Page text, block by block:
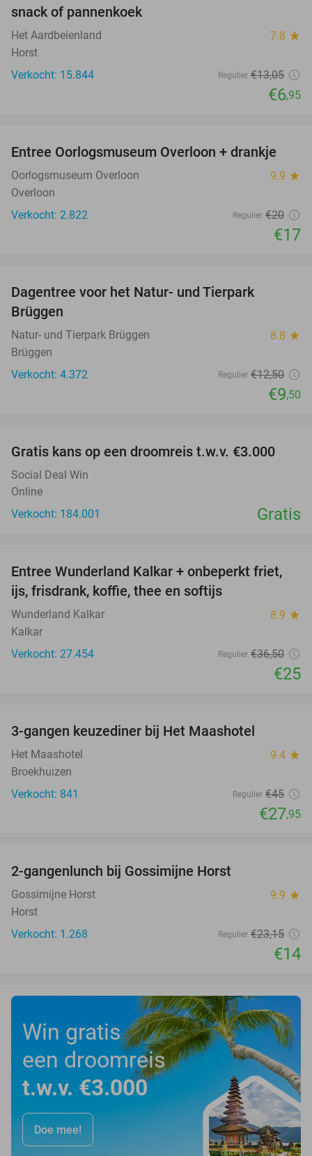
snack of pannenkoek
Het Aardbeienland 7.8 star
Horst
Verkocht: 15.844
Regulier €13,05
€6,95
15%
Entree Oorlogsmuseum Overloon + drankje
Oorlogsmuseum Overloon 9.9 star
Overloon
Verkocht: 2.822
Regulier €20
€17
Dagentree voor het Natur- und Tierpark
Brüggen
Natur- und Tierpark Brüggen 8.8 star
Brüggen
Verkocht: 4.372
Regulier €12,50
€9,50
Gratis kans op een droomreis t.w.v. €3.000
Social Deal Win
Online
Verkocht: 184.001
Gratis
32%
Entree Wunderland Kalkar + onbeperkt friet,
ijs, frisdrank, koffie, thee en softijs
Wunderland Kalkar 8.9 star
Kalkar
Verkocht: 27.454
Regulier €36,50
€25
3-gangen keuzediner bij Het Maashotel
Het Maashotel 9.4 star
Broekhuizen
Verkocht: 841
Regulier €45
€27,95
2-gangenlunch bij Gossimijne Horst
Gossimijne Horst 9.9 star
Horst
Verkocht: 1.268
Regulier €23,15
€14
Win gratis
een droomreis
t.w.v. €3.000
Doe mee!